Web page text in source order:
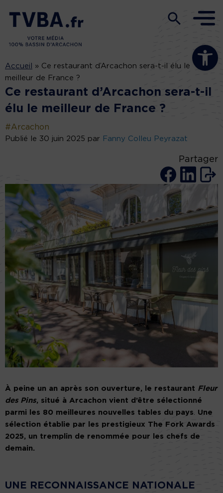
Ouvrir la
Accueil » Ce restaurant d’Arcachon sera-t-il élu le
meilleur de France ?
Ce restaurant d’Arcachon sera-t-il
élu le meilleur de France ?
#Arcachon
Publié le 30 juin 2025 par Fanny Colleu Peyrazat
Partager
À peine un an après son ouverture, le restaurant Fleur
des Pins, situé à Arcachon vient d’être sélectionné
parmi les 80 meilleures nouvelles tables du pays. Une
sélection établie par les prestigieux The Fork Awards
2025, un tremplin de renommée pour les chefs de
demain.
UNE RECONNAISSANCE NATIONALE